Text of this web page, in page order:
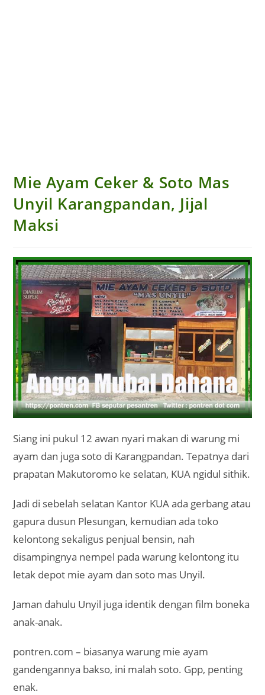
Mie Ayam Ceker & Soto Mas
Unyil Karangpandan, Jijal
Maksi
Siang ini pukul 12 awan nyari makan di warung mi
ayam dan juga soto di Karangpandan. Tepatnya dari
prapatan Makutoromo ke selatan, KUA ngidul sithik.
Jadi di sebelah selatan Kantor KUA ada gerbang atau
gapura dusun Plesungan, kemudian ada toko
kelontong sekaligus penjual bensin, nah
disampingnya nempel pada warung kelontong itu
letak depot mie ayam dan soto mas Unyil.
Jaman dahulu Unyil juga identik dengan film boneka
anak-anak.
pontren.com – biasanya warung mie ayam
gandengannya bakso, ini malah soto. Gpp, penting
enak.